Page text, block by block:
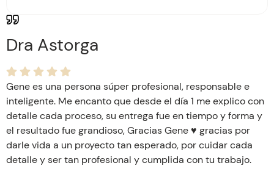
Dra Astorga
Gene es una persona súper profesional, responsable e
inteligente. Me encanto que desde el día 1 me explico con
detalle cada proceso, su entrega fue en tiempo y forma y
el resultado fue grandioso, Gracias Gene ♥️ gracias por
darle vida a un proyecto tan esperado, por cuidar cada
detalle y ser tan profesional y cumplida con tu trabajo.